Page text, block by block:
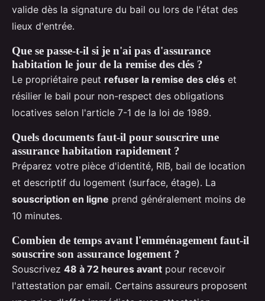
valide dès la signature du bail ou lors de l'état des
lieux d'entrée.
Que se passe-t-il si je n'ai pas d'assurance
habitation le jour de la remise des clés ?
Le propriétaire peut refuser la remise des clés et
résilier le bail pour non-respect des obligations
locatives selon l'article 7-1 de la loi de 1989.
Quels documents faut-il pour souscrire une
assurance habitation rapidement ?
Préparez votre pièce d'identité, RIB, bail de location
et descriptif du logement (surface, étage). La
souscription en ligne prend généralement moins de
10 minutes.
Combien de temps avant l'emménagement faut-il
souscrire son assurance logement ?
Souscrivez 48 à 72 heures avant pour recevoir
l'attestation par email. Certains assureurs proposent